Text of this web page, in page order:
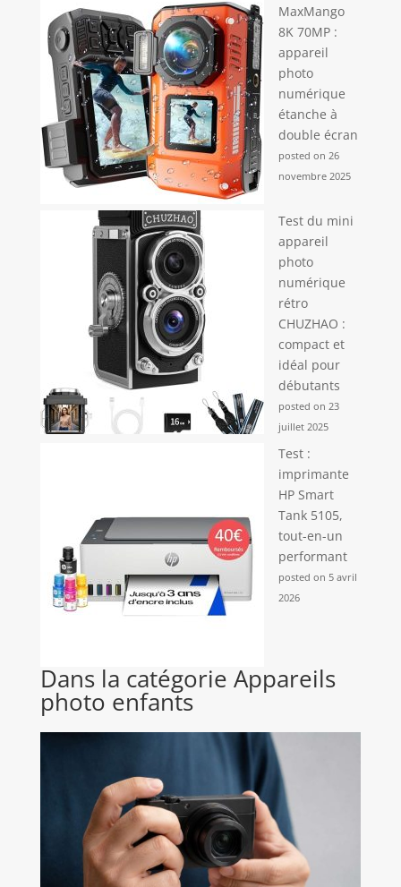
MaxMango
8K 70MP :
appareil
photo
numérique
étanche à
double écran
posted on 26
novembre 2025
Test du mini
appareil
photo
numérique
rétro
CHUZHAO :
compact et
idéal pour
débutants
posted on 23
juillet 2025
Test :
imprimante
HP Smart
Tank 5105,
tout-en-un
performant
posted on 5 avril
2026
Dans la catégorie Appareils
photo enfants